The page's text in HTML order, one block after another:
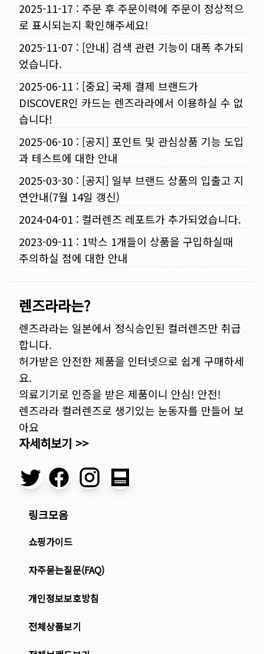
2025-11-17 : 주문 후 주문이력에 주문이 정상적으
로 표시되는지 확인해주세요!
2025-11-07 : [안내] 검색 관련 기능이 대폭 추가되
었습니다.
2025-06-11 : [중요] 국제 결제 브랜드가
DISCOVER인 카드는 렌즈라라에서 이용하실 수 없
습니다!
2025-06-10 : [공지] 포인트 및 관심상품 기능 도입
과 테스트에 대한 안내
2025-03-30 : [공지] 일부 브랜드 상품의 입출고 지
연안내(7월 14일 갱신)
2024-04-01 : 컬러렌즈 레포트가 추가되었습니다.
2023-09-11 : 1박스 1개들이 상품을 구입하실때
주의하실 점에 대한 안내
렌즈라라는?
렌즈라라는 일본에서 정식승인된 컬러렌즈만 취급
합니다.
허가받은 안전한 제품을 인터넷으로 쉽게 구매하세
요.
의료기기로 인증을 받은 제품이니 안심! 안전!
렌즈라라 컬러렌즈로 생기있는 눈동자를 만들어 보
아요
자세히보기 >>
링크모음
쇼핑가이드
자주묻는질문(FAQ)
개인정보보호방침
전체상품보기